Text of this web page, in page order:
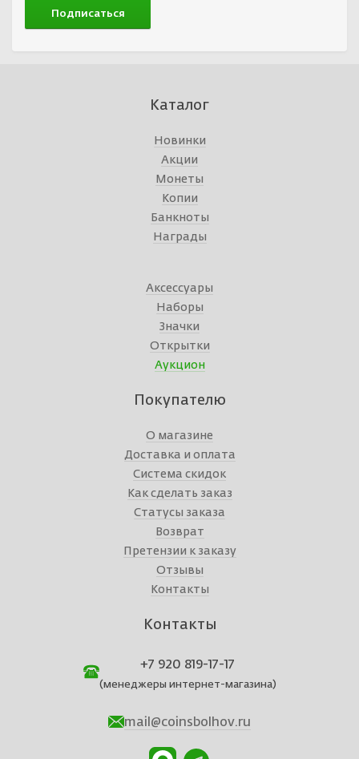
Каталог
Новинки
Акции
Монеты
Копии
Банкноты
Награды
Аксессуары
Наборы
Значки
Открытки
Аукцион
Покупателю
О магазине
Доставка и оплата
Система скидок
Как сделать заказ
Статусы заказа
Возврат
Претензии к заказу
Отзывы
Контакты
Контакты
+7 920 819-17-17
(менеджеры интернет-магазина)
mail@coinsbolhov.ru